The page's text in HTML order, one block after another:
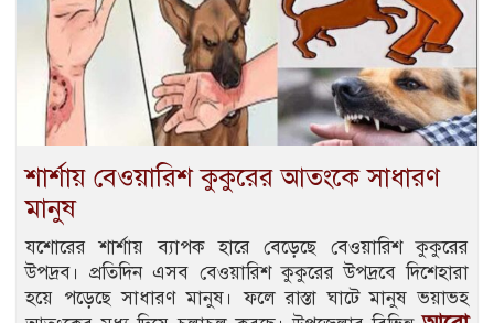
শার্শায় বেওয়ারিশ কুকুরের আতংকে সাধারণ
মানুষ
যশোরের শার্শায় ব্যাপক হারে বেড়েছে বেওয়ারিশ কুকুরের
উপদ্রব। প্রতিদিন এসব বেওয়ারিশ কুকুরের উপদ্রবে দিশেহারা
হয়ে পড়েছে সাধারণ মানুষ। ফলে রাস্তা ঘাটে মানুষ ভয়াভহ